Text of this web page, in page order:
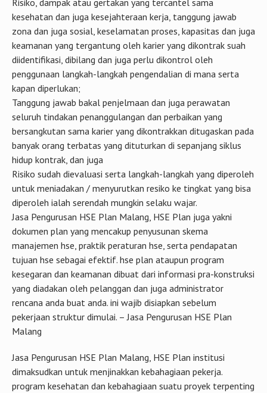
Risiko, dampak atau gertakan yang tercantel sama
kesehatan dan juga kesejahteraan kerja, tanggung jawab
zona dan juga sosial, keselamatan proses, kapasitas dan juga
keamanan yang tergantung oleh karier yang dikontrak suah
diidentifikasi, dibilang dan juga perlu dikontrol oleh
penggunaan langkah-langkah pengendalian di mana serta
kapan diperlukan;
Tanggung jawab bakal penjelmaan dan juga perawatan
seluruh tindakan penanggulangan dan perbaikan yang
bersangkutan sama karier yang dikontrakkan ditugaskan pada
banyak orang terbatas yang dituturkan di sepanjang siklus
hidup kontrak, dan juga
Risiko sudah dievaluasi serta langkah-langkah yang diperoleh
untuk meniadakan / menyurutkan resiko ke tingkat yang bisa
diperoleh ialah serendah mungkin selaku wajar.
Jasa Pengurusan HSE Plan Malang, HSE Plan juga yakni
dokumen plan yang mencakup penyusunan skema
manajemen hse, praktik peraturan hse, serta pendapatan
tujuan hse sebagai efektif. hse plan ataupun program
kesegaran dan keamanan dibuat dari informasi pra-konstruksi
yang diadakan oleh pelanggan dan juga administrator
rencana anda buat anda. ini wajib disiapkan sebelum
pekerjaan struktur dimulai. – Jasa Pengurusan HSE Plan
Malang
Jasa Pengurusan HSE Plan Malang, HSE Plan institusi
dimaksudkan untuk menjinakkan kebahagiaan pekerja.
program kesehatan dan kebahagiaan suatu proyek terpenting